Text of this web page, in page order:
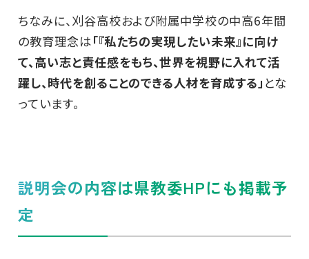
ちなみに、刈谷高校および附属中学校の中高6年間
の教育理念は「『私たちの実現したい未来』に向け
て、高い志と責任感をもち、世界を視野に入れて活
躍し、時代を創ることのできる人材を育成する」 とな
っています。
説明会の内容は県教委HPにも掲載予
定